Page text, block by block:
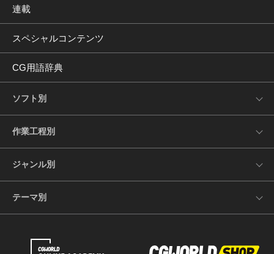
連載
スペシャルコンテンツ
CG用語辞典
ソフト別
作業工程別
ジャンル別
テーマ別